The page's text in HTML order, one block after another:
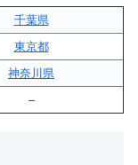
千葉県
東京都
神奈川県
–